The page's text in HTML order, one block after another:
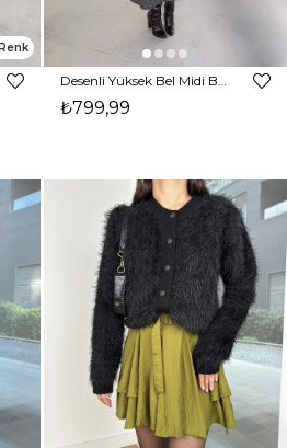
Desenli Yüksek Bel Midi Boy Amelia Gri Kadın Etek 26K365
₺799,99